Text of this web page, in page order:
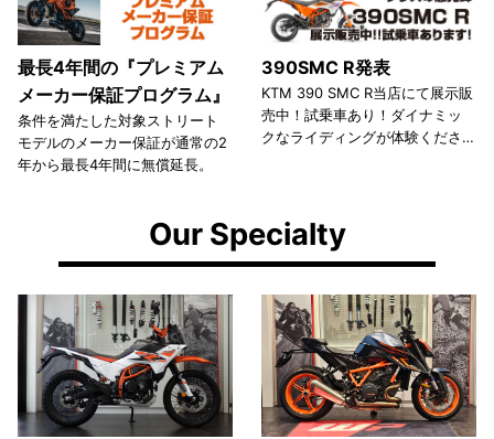
最長4年間の『プレミアム
メーカー保証プログラム』
条件を満たした対象ストリート
モデルのメーカー保証が通常の2
年から最長4年間に無償延長。
390SMC R発表
KTM 390 SMC R当店にて展示販
売中！試乗車あり！ダイナミッ
クなライディングが体験くださ
Our Specialty